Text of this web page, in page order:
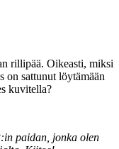
rillipää. Oikeasti, miksi
on sattunut löytämään
kuvitella?
paidan, jonka olen